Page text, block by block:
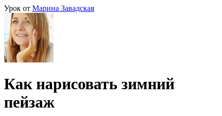
Урок от Марина Завадская
Как нарисовать зимний
пейзаж